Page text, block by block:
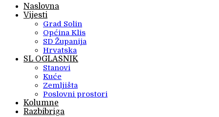
Naslovna
Vijesti
Grad Solin
Općina Klis
SD Županija
Hrvatska
SL OGLASNIK
Stanovi
Kuće
Zemljišta
Poslovni prostori
Kolumne
Razbibriga